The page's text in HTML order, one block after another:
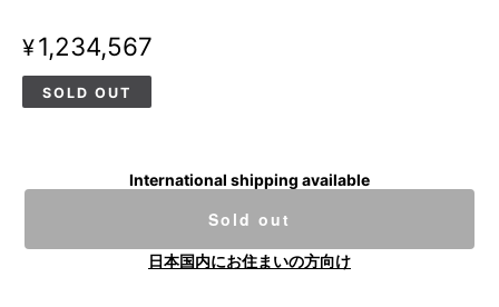
¥1,234,567
SOLD OUT
International shipping available
Sold out
日本国内にお住まいの方向け